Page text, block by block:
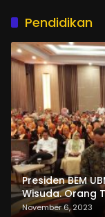
Pendidikan
Presiden BEM
Wisuda. Orang
dan
November 6, 2023